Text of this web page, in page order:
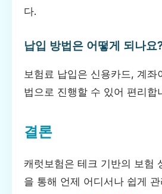
다.
납입 방법은 어떻게 되나요
보험료 납입은 신용카드, 계좌
법으로 진행할 수 있어 편리합
결론
캐럿보험은 테크 기반의 보험
을 통해 언제 어디서나 쉽게